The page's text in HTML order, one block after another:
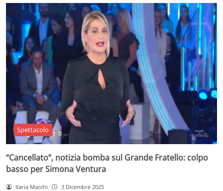
Spettacolo
“Cancellato”, notizia bomba sul Grande Fratello: colpo
basso per Simona Ventura
Ilaria Macchi 3 Dicembre 2025